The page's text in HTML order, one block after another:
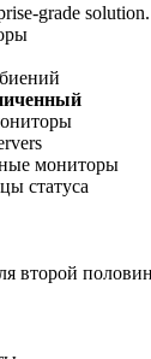
grade
мониторы
статуса
второй